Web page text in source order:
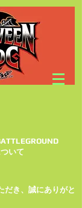
いて
だき、誠にありがと